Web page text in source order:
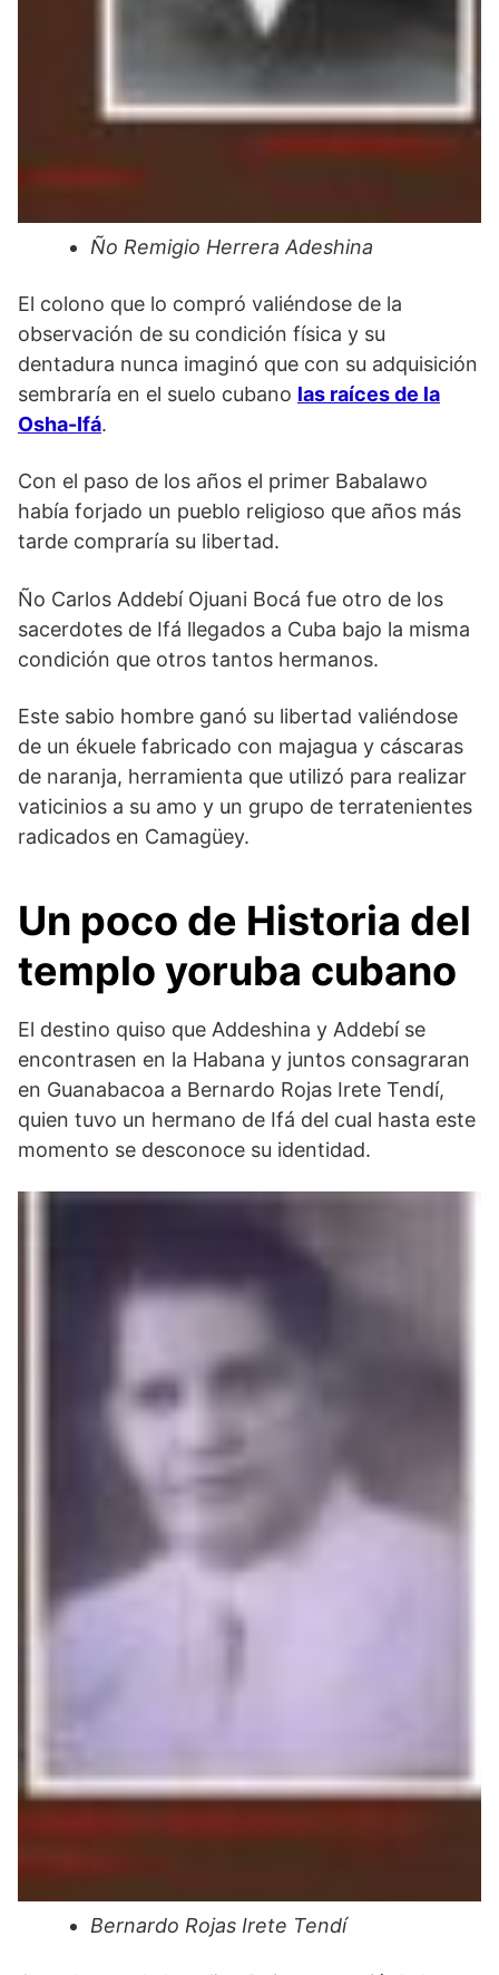
Ño Remigio Herrera Adeshina
El colono que lo compró valiéndose de la
observación de su condición física y su
dentadura nunca imaginó que con su adquisición
sembraría en el suelo cubano las raíces de la
Osha-Ifá.
Con el paso de los años el primer Babalawo
había forjado un pueblo religioso que años más
tarde compraría su libertad.
Ño Carlos Addebí Ojuani Bocá fue otro de los
sacerdotes de Ifá llegados a Cuba bajo la misma
condición que otros tantos hermanos.
Este sabio hombre ganó su libertad valiéndose
de un ékuele fabricado con majagua y cáscaras
de naranja, herramienta que utilizó para realizar
vaticinios a su amo y un grupo de terratenientes
radicados en Camagüey.
Un poco de Historia del
templo yoruba cubano
El destino quiso que Addeshina y Addebí se
encontrasen en la Habana y juntos consagraran
en Guanabacoa a Bernardo Rojas Irete Tendí,
quien tuvo un hermano de Ifá del cual hasta este
momento se desconoce su identidad.
Bernardo Rojas Irete Tendí